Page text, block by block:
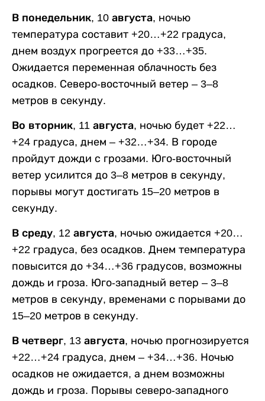
В понедельник, 10 августа, ночью
температура составит +20…+22 градуса,
днем воздух прогреется до +33…+35.
Ожидается переменная облачность без
осадков. Северо-восточный ветер – 3–8
метров в секунду.
Во вторник, 11 августа, ночью будет +22…
+24 градуса, днем – +32…+34. В городе
пройдут дожди с грозами. Юго-восточный
ветер усилится до 3–8 метров в секунду,
порывы могут достигать 15–20 метров в
секунду.
В среду, 12 августа, ночью ожидается +20…
+22 градуса, без осадков. Днем температура
повысится до +34…+36 градусов, возможны
дождь и гроза. Юго-западный ветер – 3–8
метров в секунду, временами с порывами до
15–20 метров в секунду.
В четверг, 13 августа, ночью прогнозируется
+22…+24 градуса, днем – +34…+36. Ночью
осадков не ожидается, а днем возможны
дождь и гроза. Порывы северо-западного